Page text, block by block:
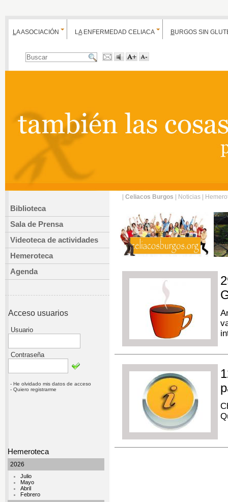
LA ASOCIACIÓN LAENFERMEDAD CELIACA BURGOS SIN
Biblioteca
Sala de Prensa
Videoteca de actividades
Hemeroteca
Agenda
Acceso usuarios
Usuario
Contraseña
- He olvidado mis datos de acceso
- Quiero registrarme
Hemeroteca
2026
Julio
Mayo
Abril
Febrero
Celiacos Burgos Noticias